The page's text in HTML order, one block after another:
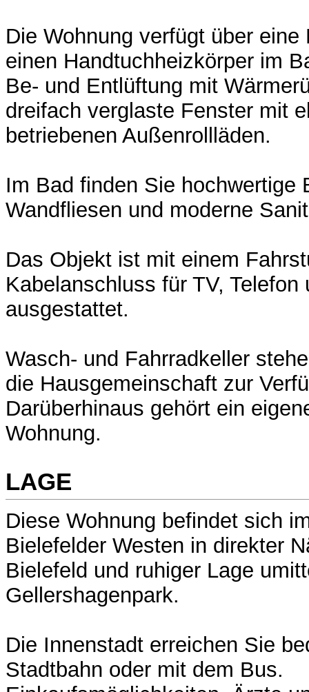
Die Wohnung verfügt über
einen Handtuchheizkörper im
Be- und Entlüftung mit
dreifach verglaste Fenster mit
betriebenen Außenrollläden.
Im Bad finden Sie hochwertige
Wandfliesen und moderne
Das Objekt ist mit einem
Kabelanschluss für TV, Telefon
ausgestattet.
Wasch- und Fahrradkeller
die Hausgemeinschaft zur
Darüberhinaus gehört ein
Wohnung.
LAGE
Diese Wohnung befindet sich
Bielefelder Westen in direkter
Bielefeld und ruhiger Lage
Gellershagenpark.
Die Innenstadt erreichen Sie
Stadtbahn oder mit dem Bus.